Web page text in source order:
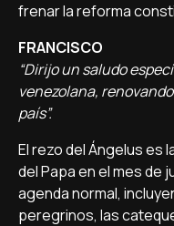
frenar la reforma
FRANCISCO
“Dirijo un saludo
venezolana,
país”.
El rezo del Ángelus es
del Papa en el mes de
agenda normal,
peregrinos, las